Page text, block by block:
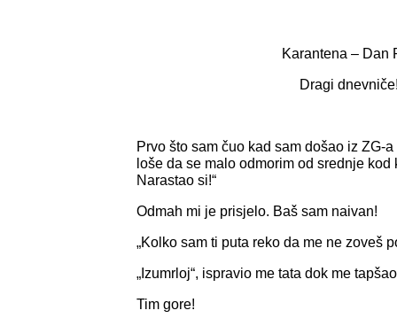
Karantena – Dan
Dragi
Prvo što sam čuo kad sam došao iz ZG-
loše da se malo odmorim od srednje kod
Narastao si!“
Odmah mi je prisjelo. Baš sam naivan!
„Kolko sam ti puta reko da me ne zoveš
„Izumrloj“, ispravio me tata dok me
Tim gore!